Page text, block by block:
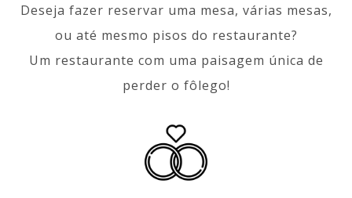
Deseja fazer reservar uma mesa, várias mesas,
ou até mesmo pisos do restaurante?
Um restaurante com uma paisagem única de
perder o fôlego!